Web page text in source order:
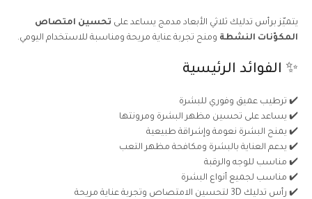
يتميّز برأس تدليك ثلاثي الأبعاد مدمج يساعد على تحسين امتصاص
المكوّنات النشطة ومنح تجربة عناية مريحة ومناسبة للاستخدام اليومي.
✨ الفوائد الرئيسية
✔️ ترطيب عميق وفوري للبشرة
✔️ يساعد على تحسين مظهر البشرة ومرونتها
✔️ يمنح البشرة نعومة وإشراقة طبيعية
✔️ يدعم العناية بالبشرة ومكافحة مظهر التعب
✔️ مناسب للوجه والرقبة
✔️ مناسب لجميع أنواع البشرة
✔️ رأس تدليك 3D لتحسين الامتصاص وتجربة عناية مريحة